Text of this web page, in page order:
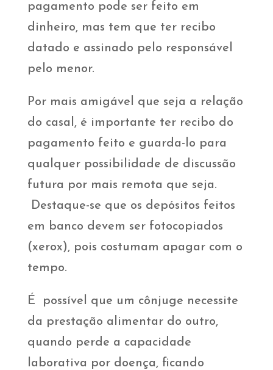
pagamento pode ser feito em
dinheiro, mas tem que ter recibo
datado e assinado pelo responsável
pelo menor.
Por mais amigável que seja a relação
do casal, é importante ter recibo do
pagamento feito e guarda-lo para
qualquer possibilidade de discussão
futura por mais remota que seja.
Destaque-se que os depósitos feitos
em banco devem ser fotocopiados
(xerox), pois costumam apagar com o
tempo.
É possível que um cônjuge necessite
da prestação alimentar do outro,
quando perde a capacidade
laborativa por doença, ficando